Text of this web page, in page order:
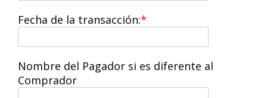
Fecha de la transacción:
Nombre del Pagador si es diferente al
Comprador